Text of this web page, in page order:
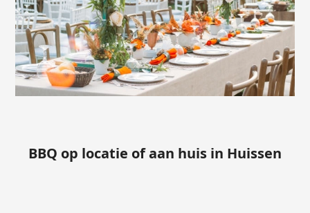
BBQ op locatie of aan huis in Huissen